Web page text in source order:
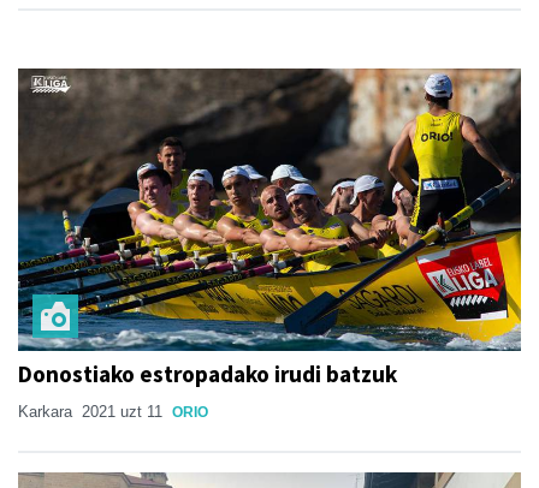
Donostiako estropadako irudi batzuk
Karkara 2021 uzt 11 ORIO